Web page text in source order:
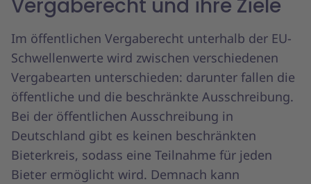
Vergaberecht und ihre Ziele
Im öffentlichen Vergaberecht unterhalb der EU-
Schwellenwerte wird zwischen verschiedenen
Vergabearten unterschieden: darunter fallen die
öffentliche und die beschränkte Ausschreibung.
Bei der öffentlichen Ausschreibung in
Deutschland gibt es keinen beschränkten
Bieterkreis, sodass eine Teilnahme für jeden
Bieter ermöglicht wird. Demnach kann